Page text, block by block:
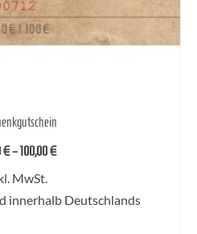
€–100,00€
MwSt.
innerhalb Deutschlands